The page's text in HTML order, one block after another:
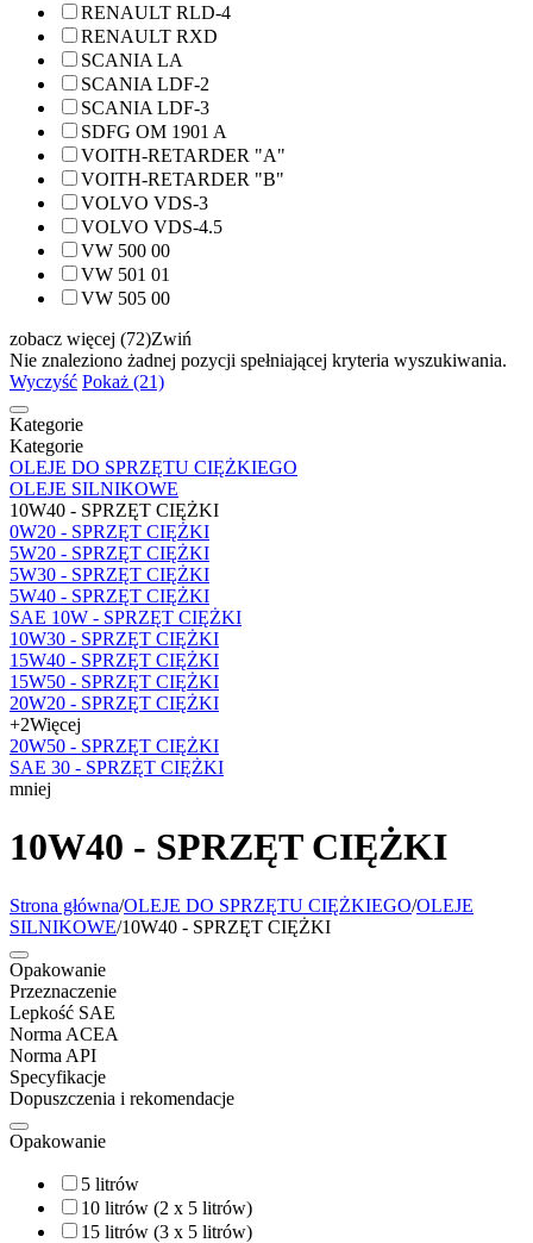
RENAULT RLD-4
RENAULT RXD
SCANIA LA
SCANIA LDF-2
SCANIA LDF-3
SDFG OM 1901 A
VOITH-RETARDER "A"
VOITH-RETARDER "B"
VOLVO VDS-3
VOLVO VDS-4.5
VW 500 00
VW 501 01
VW 505 00
zobacz więcej (72)Zwiń
Nie znaleziono żadnej pozycji spełniającej kryteria wyszukiwania.
Wyczyść Pokaż (21)
Kategorie
Kategorie
OLEJE DO SPRZĘTU CIĘŻKIEGO
OLEJE SILNIKOWE
10W40 - SPRZĘT CIĘŻKI
0W20 - SPRZĘT CIĘŻKI
5W20 - SPRZĘT CIĘŻKI
5W30 - SPRZĘT CIĘŻKI
5W40 - SPRZĘT CIĘŻKI
SAE 10W - SPRZĘT CIĘŻKI
10W30 - SPRZĘT CIĘŻKI
15W40 - SPRZĘT CIĘŻKI
15W50 - SPRZĘT CIĘŻKI
20W20 - SPRZĘT CIĘŻKI
+2Więcej
20W50 - SPRZĘT CIĘŻKI
SAE 30 - SPRZĘT CIĘŻKI
mniej
10W40 - SPRZĘT CIĘŻKI
Strona główna/OLEJE DO SPRZĘTU CIĘŻKIEGO/OLEJE
SILNIKOWE/10W40 - SPRZĘT CIĘŻKI
Opakowanie
Przeznaczenie
Lepkość SAE
Norma ACEA
Norma API
Specyfikacje
Dopuszczenia i rekomendacje
Opakowanie
5 litrów
10 litrów (2 x 5 litrów)
15 litrów (3 x 5 litrów)